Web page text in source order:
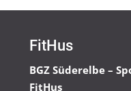
FitHus
BGZ Süderelbe –
FitHus